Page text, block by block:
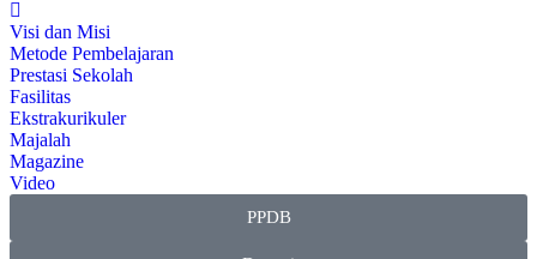
Visi dan Misi
Metode Pembelajaran
Prestasi Sekolah
Fasilitas
Ekstrakurikuler
Majalah
Magazine
Video
PPDB